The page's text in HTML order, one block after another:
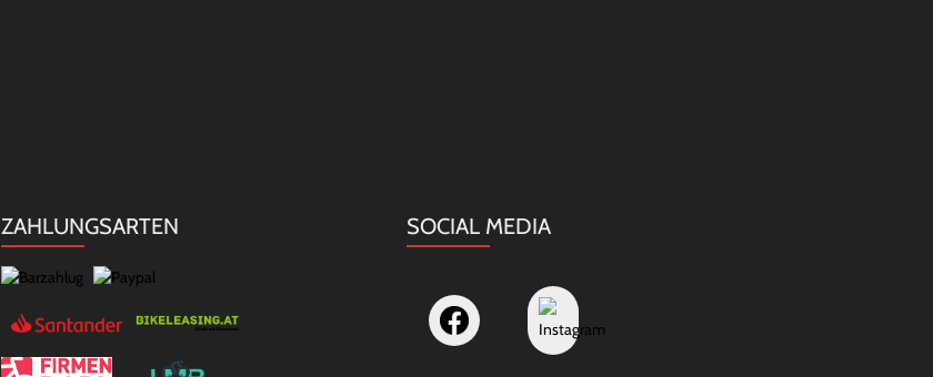
ZAHLUNGSARTEN SOCIAL MEDIA